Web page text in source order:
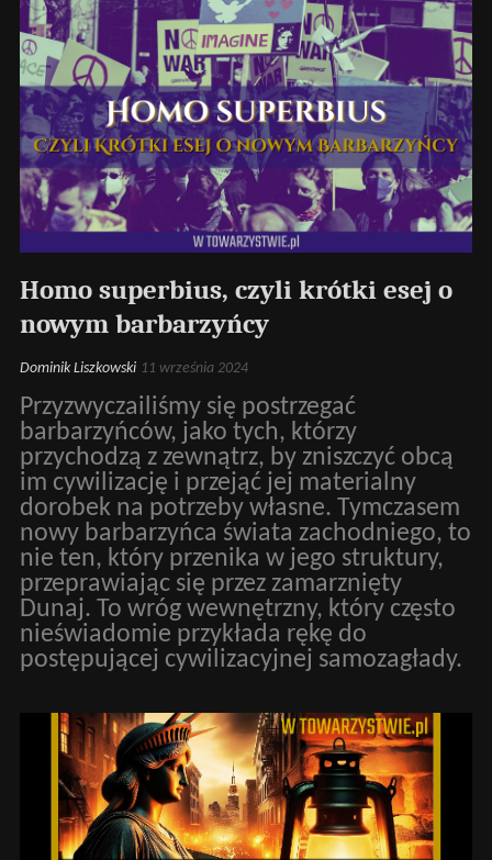
Homo superbius, czyli krótki esej o
nowym barbarzyńcy
Dominik Liszkowski 11 września 2024
Przyzwyczailiśmy się postrzegać
barbarzyńców, jako tych, którzy
przychodzą z zewnątrz, by zniszczyć obcą
im cywilizację i przejąć jej materialny
dorobek na potrzeby własne. Tymczasem
nowy barbarzyńca świata zachodniego, to
nie ten, który przenika w jego struktury,
przeprawiając się przez zamarznięty
Dunaj. To wróg wewnętrzny, który często
nieświadomie przykłada rękę do
postępującej cywilizacyjnej samozagłady.